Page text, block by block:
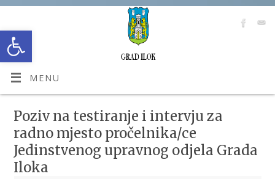
Open toolbar
MENU
Poziv na testiranje i intervju za
radno mjesto pročelnika/ce
Jedinstvenog upravnog odjela Grada
Iloka